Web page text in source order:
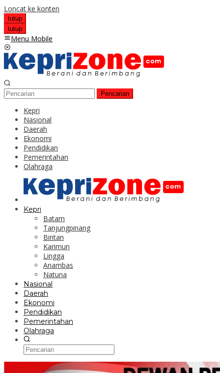
Loncat ke konten
tutup
tutup
Menu Mobile
Pencarian
Kepri
Nasional
Daerah
Ekonomi
Pendidikan
Pemerintahan
Olahraga
Kepri
Batam
Tanjungpinang
Bintan
Karimun
Lingga
Anambas
Natuna
Nasional
Daerah
Ekonomi
Pendidikan
Pemerintahan
Olahraga